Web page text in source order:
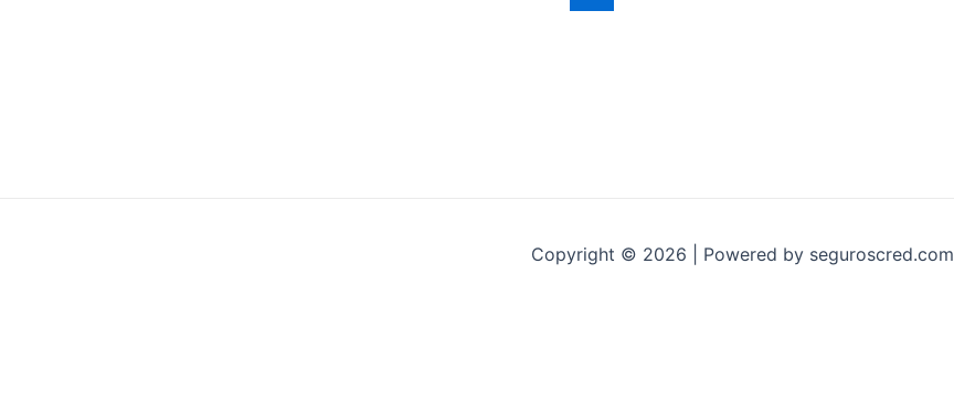
Copyright © 2026 | Powered by seguroscred.com